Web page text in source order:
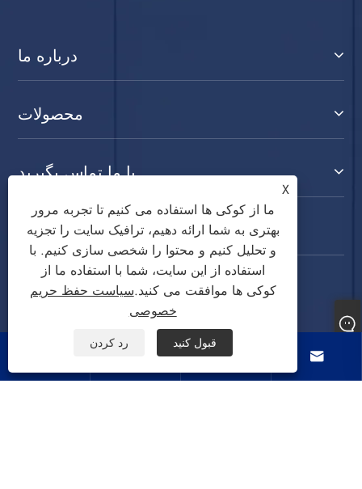
درباره ما
محصولات
با ما تماس بگیرید
ما را دنبال کنید
 
X
ما از کوکی ها استفاده می کنیم تا تجربه مرور
بهتری به شما ارائه دهیم، ترافیک سایت را تجزیه
و تحلیل کنیم و محتوا را شخصی سازی کنیم. با
استفاده از این سایت، شما با استفاده ما از
کوکی ها موافقت می کنید.سیاست حفظ حریم
خصوصی
رد کردن قبول کنید